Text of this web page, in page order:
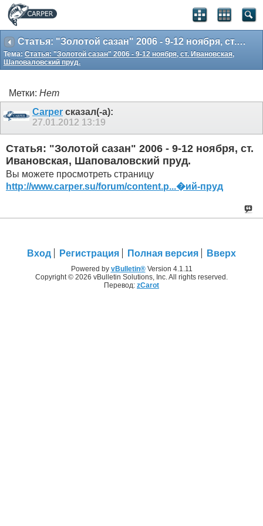
Статья: "Золотой сазан" 2006 - 9-12 ноября, ст. Ивановская, Шаповаловский пруд.
Тема: Статья: "Золотой сазан" 2006 - 9-12 ноября, ст. Ивановская,
Шаповаловский пруд.
Метки: Нет
Carper сказал(-а):
27.01.2012 13:19
Статья: "Золотой сазан" 2006 - 9-12 ноября, ст.
Ивановская, Шаповаловский пруд.
Вы можете просмотреть страницу
http://www.carper.su/forum/content.p...�ий-пруд
Вход Регистрация Полная версия Вверх
Powered by vBulletin®Version 4.1.11
Copyright © 2026 vBulletin Solutions, Inc. All rights reserved.
Перевод: zCarot